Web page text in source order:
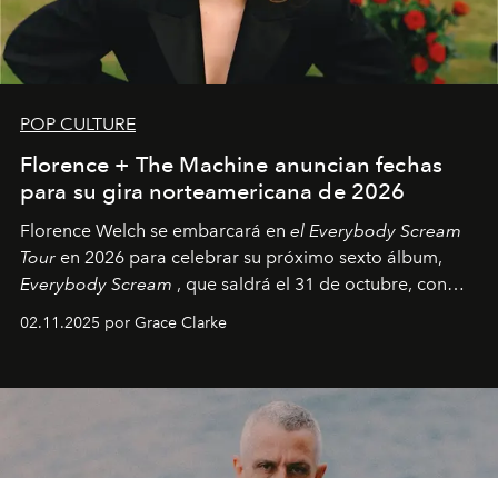
POP CULTURE
Florence + The Machine anuncian fechas
para su gira norteamericana de 2026
Florence Welch se embarcará en el Everybody Scream
Tour en 2026 para celebrar su próximo sexto álbum,
Everybody Scream , que saldrá el 31 de octubre, con
02.11.2025 por Grace Clarke